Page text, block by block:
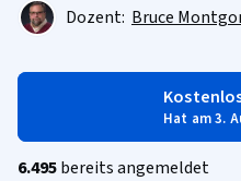
Dozent: Bruce
Hat am 3.
6.495bereits angemeldet